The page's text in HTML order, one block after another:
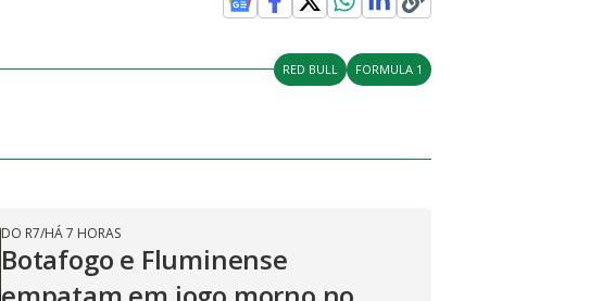
RED BULL FORMULA 1
DO R7/HÁ 7 HORAS
Botafogo e Fluminense